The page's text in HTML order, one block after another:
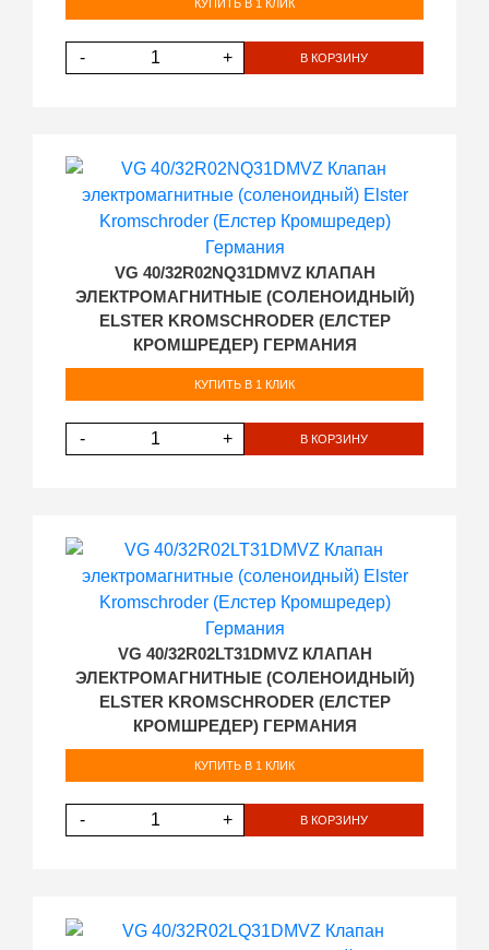
КУПИТЬ В 1 КЛИК
- + В КОРЗИНУ
VG 40/32R02NQ31DMVZ КЛАПАН
ЭЛЕКТРОМАГНИТНЫЕ (СОЛЕНОИДНЫЙ)
ELSTER KROMSCHRODER (ЕЛСТЕР
КРОМШРЕДЕР) ГЕРМАНИЯ
КУПИТЬ В 1 КЛИК
- + В КОРЗИНУ
VG 40/32R02LT31DMVZ КЛАПАН
ЭЛЕКТРОМАГНИТНЫЕ (СОЛЕНОИДНЫЙ)
ELSTER KROMSCHRODER (ЕЛСТЕР
КРОМШРЕДЕР) ГЕРМАНИЯ
КУПИТЬ В 1 КЛИК
- + В КОРЗИНУ